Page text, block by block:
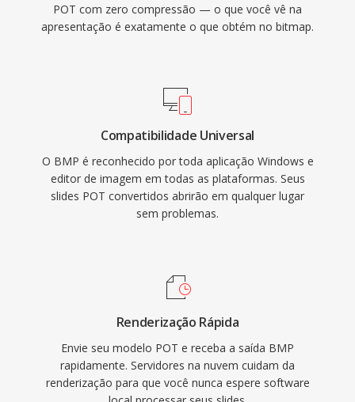
POT com zero compressão — o que você vê na
apresentação é exatamente o que obtém no bitmap.
Compatibilidade Universal
O BMP é reconhecido por toda aplicação Windows e
editor de imagem em todas as plataformas. Seus
slides POT convertidos abrirão em qualquer lugar
sem problemas.
Renderização Rápida
Envie seu modelo POT e receba a saída BMP
rapidamente. Servidores na nuvem cuidam da
renderização para que você nunca espere software